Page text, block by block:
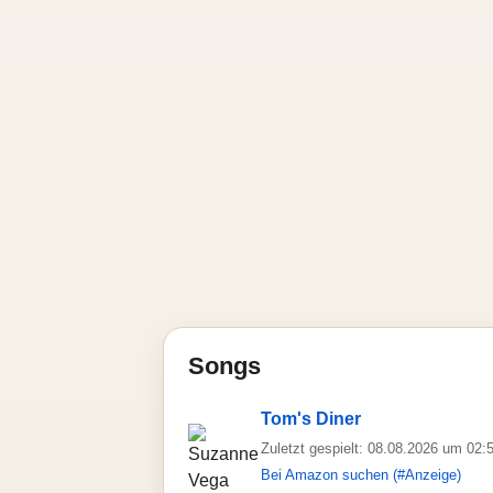
Songs
Tom's Diner
Zuletzt gespielt: 08.08.2026 um
Bei Amazon suchen (#Anzeige)